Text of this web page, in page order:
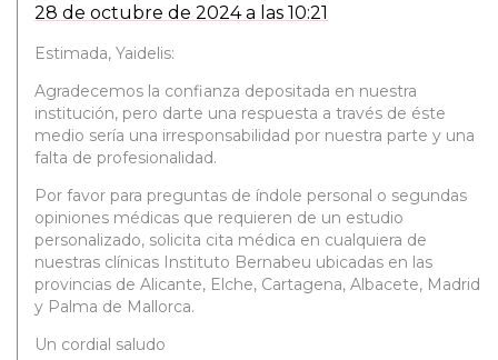
28 de octubre de 2024 a las 10:21
Estimada, Yaidelis:
Agradecemos la confianza depositada en nuestra
institución, pero darte una respuesta a través de éste
medio sería una irresponsabilidad por nuestra parte y una
falta de profesionalidad.
Por favor para preguntas de índole personal o segundas
opiniones médicas que requieren de un estudio
personalizado, solicita cita médica en cualquiera de
nuestras clínicas Instituto Bernabeu ubicadas en las
provincias de Alicante, Elche, Cartagena, Albacete, Madrid
y Palma de Mallorca.
Un cordial saludo